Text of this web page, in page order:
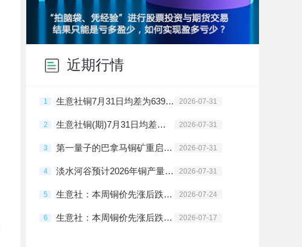
近期行情
1 生意社铜7月31日均差为639.67元/吨 由正向扩大转为缩小 2026-07-31
2 生意社铜(期)7月31日均差为639.67元/吨 由正向扩大转为缩小 2026-07-31
3 第一量子的巴拿马铜矿重启进入倒计时 2026-07-31
4 淡水河谷预计2026年铜产量将在36万吨至38万吨之间 2026-07-31
5 生意社：本周铜价先涨后跌（7.20-7.24） 2026-07-24
6 生意社：本周铜价先涨后跌（7.13-7.17） 2026-07-17